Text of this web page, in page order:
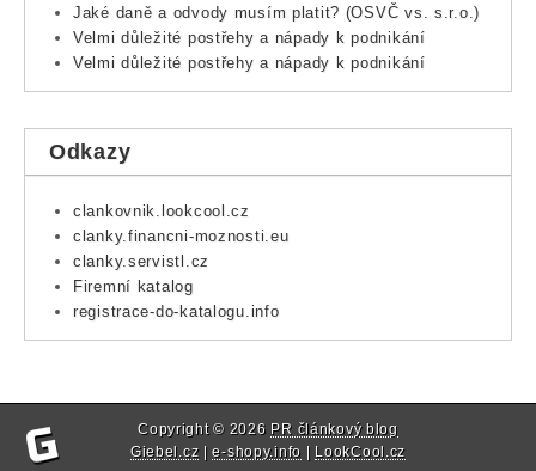
Jaké daně a odvody musím platit? (OSVČ vs. s.r.o.)
Velmi důležité postřehy a nápady k podnikání
Velmi důležité postřehy a nápady k podnikání
Odkazy
clankovnik.lookcool.cz
clanky.financni-moznosti.eu
clanky.servistl.cz
Firemní katalog
registrace-do-katalogu.info
Copyright © 2026 PR článkový blog
Giebel.cz |e-shopy.info | LookCool.cz